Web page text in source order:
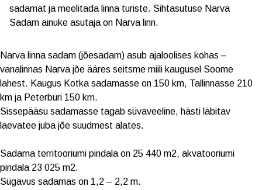
sadamat ja meelitada linna turiste. Sihtasutuse Narva
Sadam ainuke asutaja on Narva linn.
Narva linna sadam (jõesadam) asub ajaloolises kohas –
vanalinnas Narva jõe ääres seitsme miili kaugusel Soome
lahest. Kaugus Kotka sadamasse on 150 km, Tallinnasse 210
km ja Peterburi 150 km.
Sissepääsu sadamasse tagab süvaveeline, hästi läbitav
laevatee juba jõe suudmest alates.
Sadama territooriumi pindala on 25 440 m2, akvatooriumi
pindala 23 025 m2.
Sügavus sadamas on 1,2 – 2,2 m.